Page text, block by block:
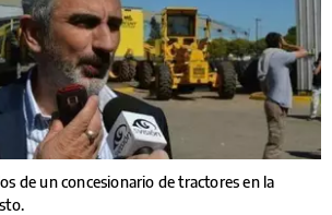
de un concesionario de tractores en la